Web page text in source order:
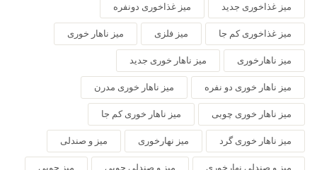
میز غذاخوری جدید میز غذاخوری دونفره
میز غذاخوری کم جا میز فلزی میز ناهار خوری
میز ناهارخوری میز ناهار خوری جدید
میز ناهار خوری دو نفره میز ناهار خوری مدرن
میز ناهار خوری چوبی میز ناهار خوری کم جا
میز ناهار خوری گرد میز نهارخوری میز و صندلی
میز و صندلی نهارخوری میز و صندلی چوبی میز چوبی